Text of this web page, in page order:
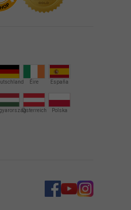
Éire España
Österreich Polska